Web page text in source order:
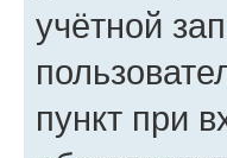
учётной
пункт при